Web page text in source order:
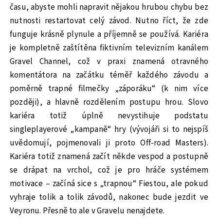
času, abyste mohli napravit nějakou hrubou chybu bez
nutnosti restartovat celý závod. Nutno říct, že zde
funguje krásně plynule a příjemně se používá. Kariéra
je kompletně zaštítěna fiktivním televizním kanálem
Gravel Channel, což v praxi znamená otravného
komentátora na začátku téměř každého závodu a
poměrně trapné filmečky „záporáku“ (k nim více
později), a hlavně rozdělením postupu hrou. Slovo
kariéra totiž úplně nevystihuje podstatu
singleplayerové „kampaně“ hry (vývojáři si to nejspíš
uvědomují, pojmenovali ji proto Off-road Masters).
Kariéra totiž znamená začít někde vespod a postupně
se drápat na vrchol, což je pro hráče systémem
motivace – začíná sice s „trapnou“ Fiestou, ale pokud
vyhraje tolik a tolik závodů, nakonec bude jezdit ve
Veyronu. Přesně to ale v Gravelu nenajdete.